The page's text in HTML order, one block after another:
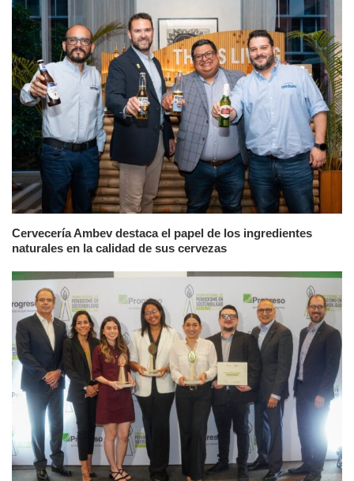
Cervecería Ambev destaca el papel de los ingredientes
naturales en la calidad de sus cervezas